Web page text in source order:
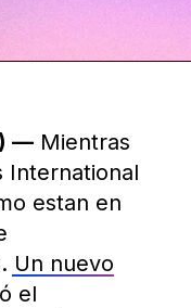
—Mientras
International
estan en
Un nuevo
el